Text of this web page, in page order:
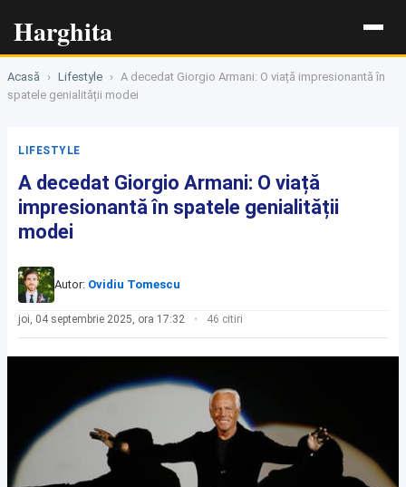
Harghita
Acasă › Lifestyle › A decedat Giorgio Armani: O viață impresionantă în
spatele genialității modei
LIFESTYLE
A decedat Giorgio Armani: O viață
impresionantă în spatele genialității
modei
Autor: Ovidiu Tomescu
joi, 04 septembrie 2025, ora 17:32 46 citiri